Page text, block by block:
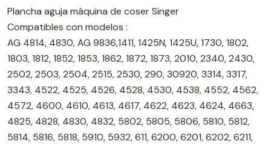
Plancha aguja máquina de coser Singer
Compatibles con modelos :
AG 4814, 4830, AG 9836,1411, 1425N, 1425U, 1730, 1802,
1803, 1812, 1852, 1853, 1862, 1872, 1873, 2010, 2340, 2430,
2502, 2503, 2504, 2515, 2530, 290, 30920, 3314, 3317,
3343, 4522, 4525, 4526, 4528, 4530, 4538, 4552, 4562,
4572, 4600, 4610, 4613, 4617, 4622, 4623, 4624, 4663,
4825, 4828, 4830, 4832, 5802, 5805, 5806, 5810, 5812,
5814, 5816, 5818, 5910, 5932, 611, 6200, 6201, 6202, 6211,